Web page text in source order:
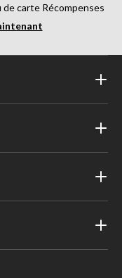
de carte Récompenses